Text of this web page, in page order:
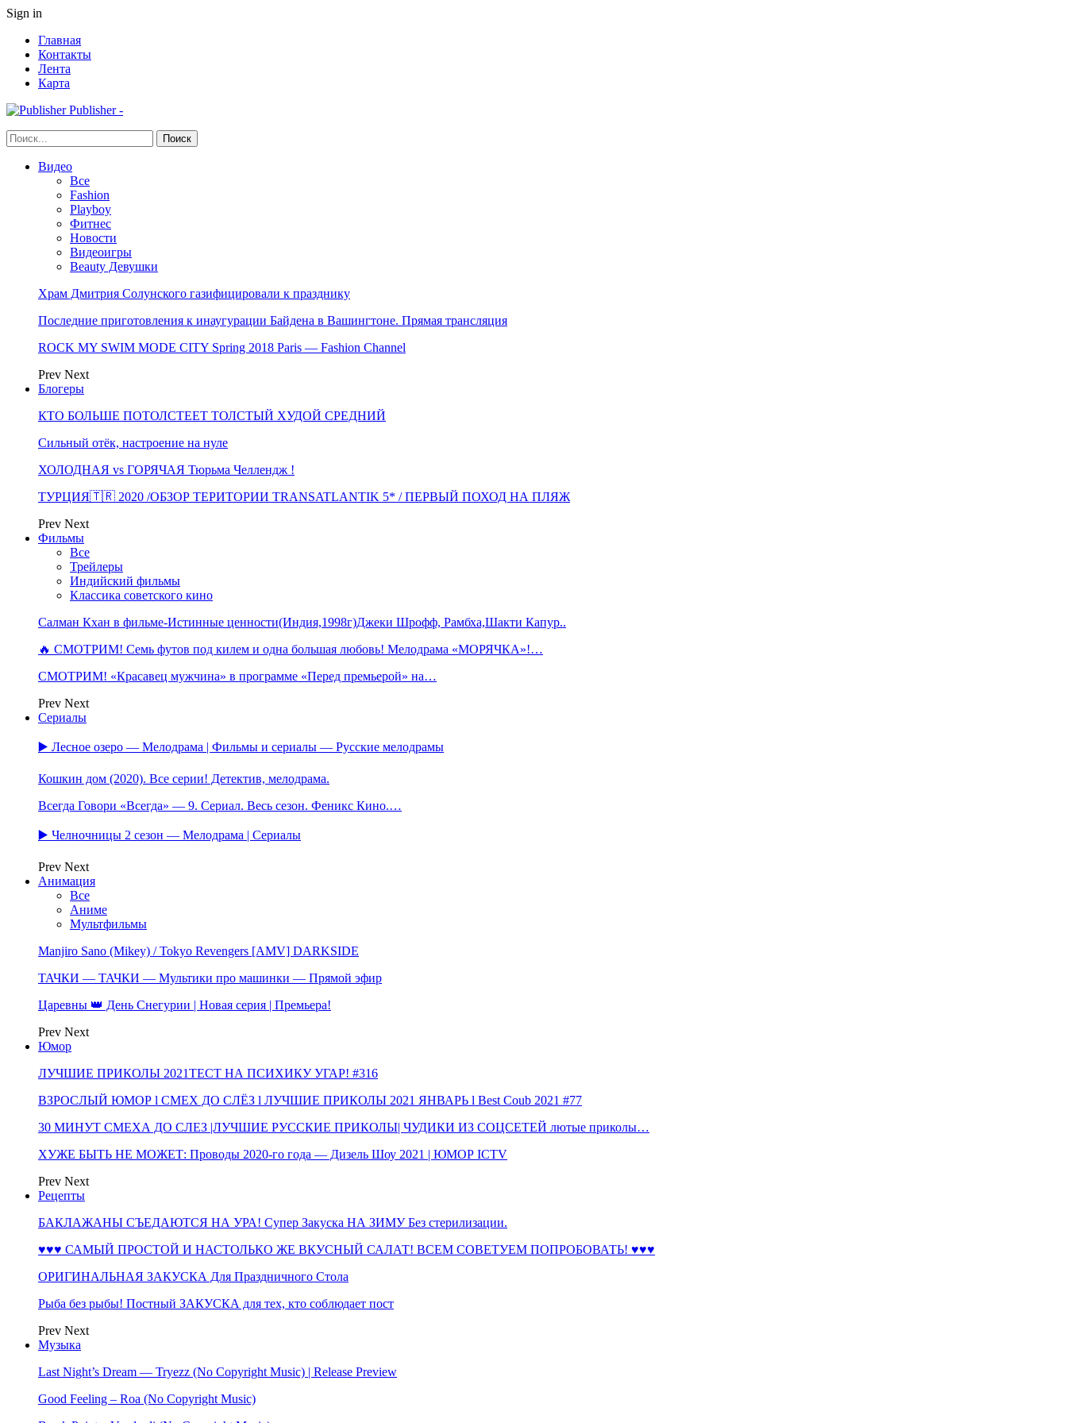
Sign in
Главная
Контакты
Лента
Карта
Publisher -
Видео
Все
Fashion
Playboy
Фитнес
Новости
Видеоигры
Beauty Девушки
Храм Дмитрия Солунского газифицировали к празднику
Последние приготовления к инаугурации Байдена в Вашингтоне. Прямая трансляция
ROCK MY SWIM MODE CITY Spring 2018 Paris — Fashion Channel
Prev Next
Блогеры
КТО БОЛЬШЕ ПОТОЛСТЕЕТ ТОЛСТЫЙ ХУДОЙ СРЕДНИЙ
Сильный отёк, настроение на нуле
ХОЛОДНАЯ vs ГОРЯЧАЯ Тюрьма Челлендж !
ТУРЦИЯ🇹🇷 2020 /ОБЗОР ТЕРИТОРИИ TRANSATLANTIK 5* / ПЕРВЫЙ ПОХОД НА ПЛЯЖ
Prev Next
Фильмы
Все
Трейлеры
Индийский фильмы
Классика советского кино
Салман Кхан в фильме-Истинные ценности(Индия,1998г)Джеки Шрофф, Рамбха,Шакти Капур..
🔥 СМОТРИМ! Семь футов под килем и одна большая любовь! Мелодрама «МОРЯЧКА»!…
СМОТРИМ! «Красавец мужчина» в программе «Перед премьерой» на…
Prev Next
Сериалы
▶️ Лесное озеро — Мелодрама | Фильмы и сериалы — Русские мелодрамы
Кошкин дом (2020). Все серии! Детектив, мелодрама.
Всегда Говори «Всегда» — 9. Сериал. Весь сезон. Феникс Кино.…
▶️ Челночницы 2 сезон — Мелодрама | Сериалы
Prev Next
Анимация
Все
Аниме
Мультфильмы
Manjiro Sano (Mikey) / Tokyo Revengers [AMV] DARKSIDE
ТАЧКИ — ТАЧКИ — Мультики про машинки — Прямой эфир
Царевны 👑 День Снегурии | Новая серия | Премьера!
Prev Next
Юмор
ЛУЧШИЕ ПРИКОЛЫ 2021ТЕСТ НА ПСИХИКУ УГАР! #316
ВЗРОСЛЫЙ ЮМОР l СМЕХ ДО СЛЁЗ l ЛУЧШИЕ ПРИКОЛЫ 2021 ЯНВАРЬ l Best Coub 2021 #77
30 МИНУТ СМЕХА ДО СЛЕЗ |ЛУЧШИЕ РУССКИЕ ПРИКОЛЫ| ЧУДИКИ ИЗ СОЦСЕТЕЙ лютые приколы…
ХУЖЕ БЫТЬ НЕ МОЖЕТ: Проводы 2020-го года — Дизель Шоу 2021 | ЮМОР ICTV
Prev Next
Рецепты
БАКЛАЖАНЫ СЪЕДАЮТСЯ НА УРА! Супер Закуска НА ЗИМУ Без стерилизации.
♥♥♥ САМЫЙ ПРОСТОЙ И НАСТОЛЬКО ЖЕ ВКУСНЫЙ САЛАТ! ВСЕМ СОВЕТУЕМ ПОПРОБОВАТЬ! ♥♥♥
ОРИГИНАЛЬНАЯ ЗАКУСКА Для Праздничного Стола
Рыба без рыбы! Постный ЗАКУСКА для тех, кто соблюдает пост
Prev Next
Музыка
Last Night’s Dream — Tryezz (No Copyright Music) | Release Preview
Good Feeling – Roa (No Copyright Music)